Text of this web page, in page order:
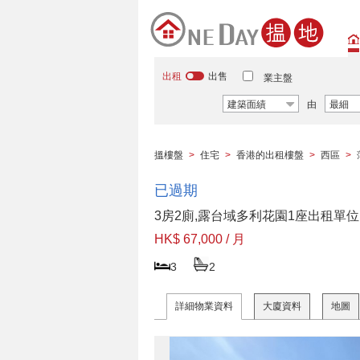
出租 出售 業主盤
建築面績 由 最細
搵樓盤 > 住宅 > 香港的出租樓盤 > 西區 >
已過期
3房2廁,露台域多利花園1座出租單位
HK$ 67,000 / 月
3 2
詳細物業資料 大廈資料 地圖